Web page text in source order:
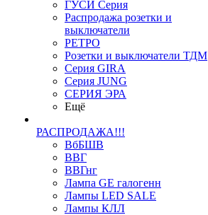
ГУСИ Серия
Распродажа розетки и
выключатели
РЕТРО
Розетки и выключатели ТДМ
Серия GIRA
Серия JUNG
СЕРИЯ ЭРА
Ещё
РАСПРОДАЖА!!!
ВбБШВ
ВВГ
ВВГнг
Лампа GE галогенн
Лампы LED SALE
Лампы КЛЛ